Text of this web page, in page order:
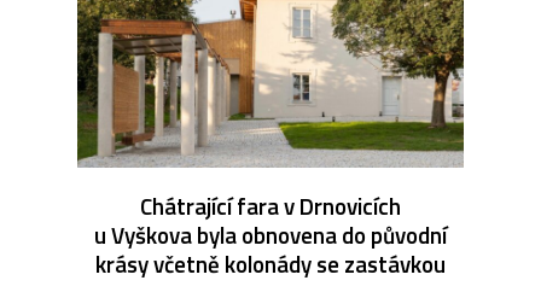
Chátrající fara v Drnovicích
u Vyškova byla obnovena do původní
krásy včetně kolonády se zastávkou